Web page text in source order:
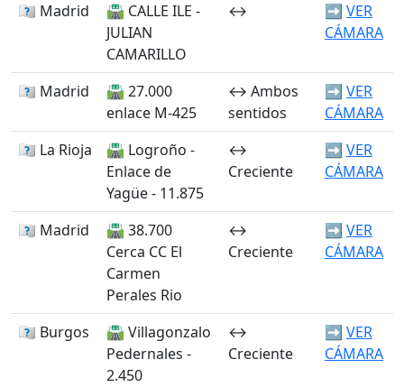
🏴󠁭󠁶󠁳󠁣󠁿 Madrid
🛣️ CALLE ILE -
JULIAN
CAMARILLO
↔️ ➡️ VER
CÁMARA
🏴󠁭󠁶󠁳󠁣󠁿 Madrid
🛣️ 27.000
enlace M-425
↔️ Ambos
sentidos
➡️ VER
CÁMARA
🏴󠁭󠁶󠁳󠁣󠁿 La Rioja
🛣️ Logroño -
Enlace de
Yagüe - 11.875
↔️
Creciente
➡️ VER
CÁMARA
🏴󠁭󠁶󠁳󠁣󠁿 Madrid
🛣️ 38.700
Cerca CC El
Carmen
Perales Rio
↔️
Creciente
➡️ VER
CÁMARA
🏴󠁭󠁶󠁳󠁣󠁿 Burgos
🛣️ Villagonzalo
Pedernales -
2.450
↔️
Creciente
➡️ VER
CÁMARA